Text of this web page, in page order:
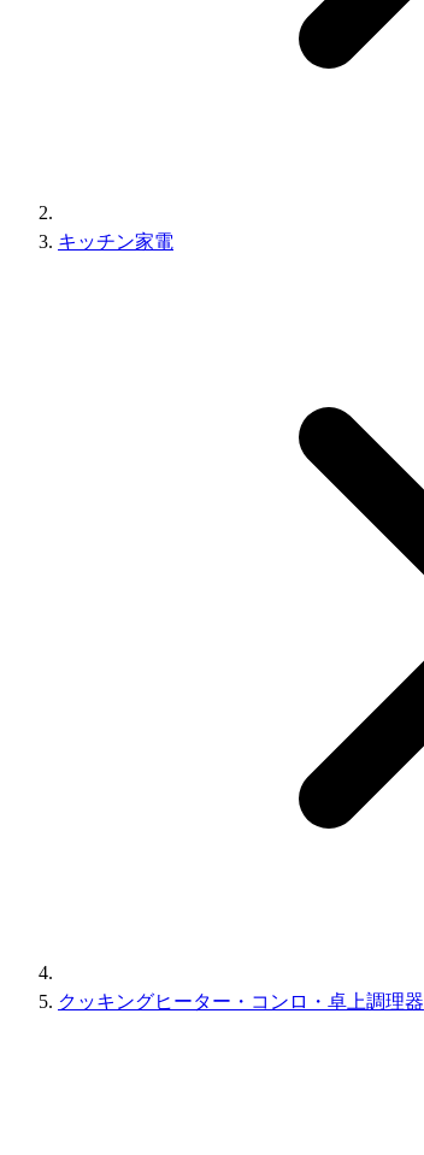
キッチン家電
クッキングヒーター・コンロ・卓上調理器